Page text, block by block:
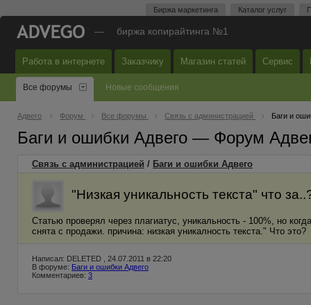
Биржа маркетинга Каталог услуг
— биржа копирайтинга №1
Работа в интернете Заказчику Магазин статей Сервис
Все форумы Новые сообщения
Адвего Форум Все форумы Связь с администрацией Баги и
Баги и ошибки Адвего — Форум
Связь с администрацией / Баги и ошибки Адвего
"Низкая уникальность текста" что
Статью проверял через плагиатус, уникальность - 100%, но
снята с продажи. причина: низкая уникалность текста." Что это?
Написал: DELETED , 24.07.2011 в 22:20
В форуме: Баги и ошибки Адвего
Комментариев: 3